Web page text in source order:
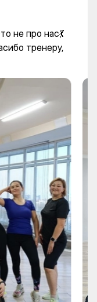
не про нас💃
тренеру,